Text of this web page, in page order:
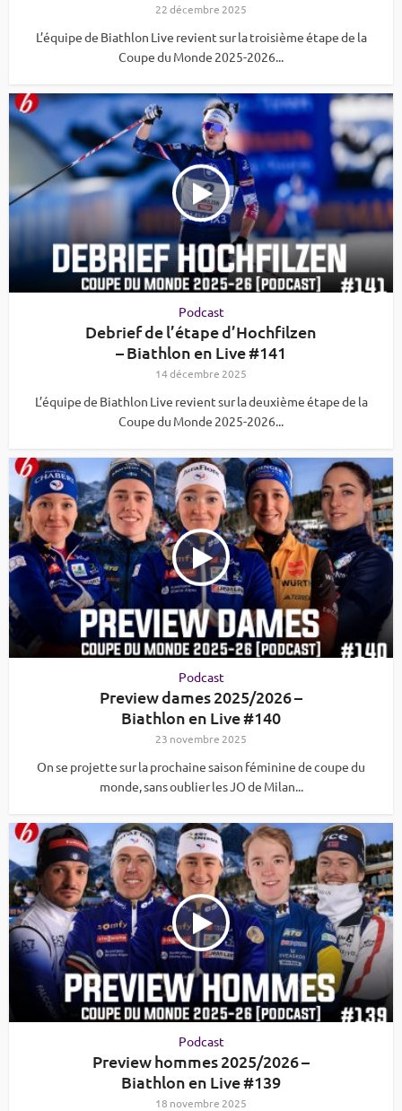
22 décembre 2025
L’équipe de Biathlon Live revient sur la troisième étape de la
Coupe du Monde 2025-2026...
Podcast
Debrief de l’étape d’Hochfilzen
– Biathlon en Live #141
14 décembre 2025
L’équipe de Biathlon Live revient sur la deuxième étape de la
Coupe du Monde 2025-2026...
Podcast
Preview dames 2025/2026 –
Biathlon en Live #140
23 novembre 2025
On se projette sur la prochaine saison féminine de coupe du
monde, sans oublier les JO de Milan...
Podcast
Preview hommes 2025/2026 –
Biathlon en Live #139
18 novembre 2025